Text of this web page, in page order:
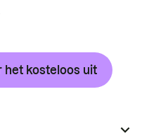
het kosteloos uit